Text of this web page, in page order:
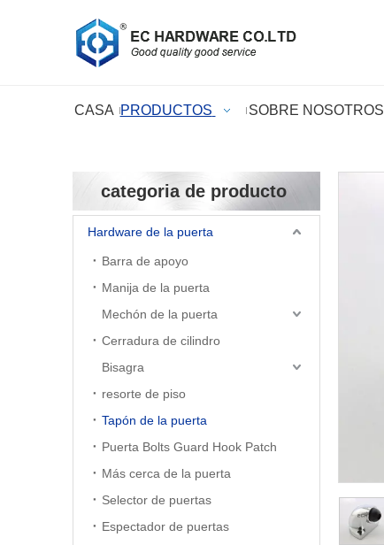
CASA PRODUCTOS SOBRE NOSOTROS
categoria de producto
Hardware de la puerta
Barra de apoyo
Manija de la puerta
Mechón de la puerta
Cerradura de cilindro
Bisagra
resorte de piso
Tapón de la puerta
Puerta Bolts Guard Hook Patch
Más cerca de la puerta
Selector de puertas
Espectador de puertas